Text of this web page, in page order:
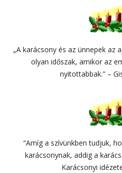
„A karácsony és az ünnepek az
olyan időszak, amikor az
nyitottabbak.” –
“Amíg a szívünkben tudjuk,
karácsonynak, addig a
Karácsonyi